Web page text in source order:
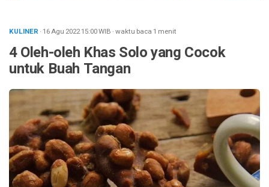
KULINER · 16 Agu 202215:00WIB ·waktu baca 1 menit
4 Oleh-oleh Khas Solo yang Cocok
untuk Buah Tangan